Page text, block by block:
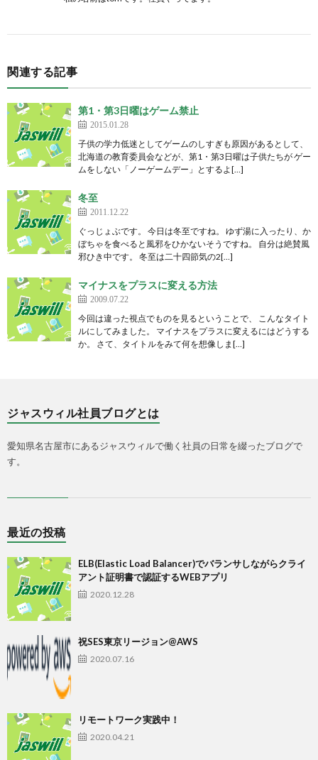
関連する記事
第1・第3日曜はゲーム禁止
2015.01.28
子供の学力低迷としてゲームのしすぎも原因があるとして、
北海道の教育委員会などが、第1・第3日曜は子供たちが ゲー
ムをしない「ノーゲームデー」とするよ[…]
冬至
2011.12.22
ぐっじょぶです。 今日は冬至ですね。 ゆず湯に入ったり、か
ぼちゃを食べると風邪をひかないそうですね。 自分は絶賛風
邪ひき中です。 冬至は二十四節気の2[…]
マイナスをプラスに変える方法
2009.07.22
今回は違った視点でものを見るということで、 こんなタイト
ルにしてみました。 マイナスをプラスに変えるにはどうする
か。 さて、タイトルをみて何を想像しま[…]
ジャスウィル社員ブログとは
愛知県名古屋市にあるジャスウィルで働く社員の日常を綴ったブログで
す。
最近の投稿
ELB(Elastic Load Balancer)でバランサしながらクライ
アント証明書で認証するWEBアプリ
2020.12.28
祝SES東京リージョン@AWS
2020.07.16
リモートワーク実践中！
2020.04.21